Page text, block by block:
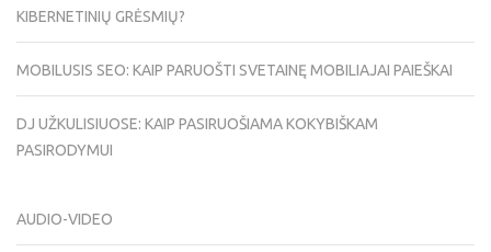
KIBERNETINIŲ GRĖSMIŲ?
MOBILUSIS SEO: KAIP PARUOŠTI SVETAINĘ MOBILIAJAI PAIEŠKAI
DJ UŽKULISIUOSE: KAIP PASIRUOŠIAMA KOKYBIŠKAM
PASIRODYMUI
AUDIO-VIDEO